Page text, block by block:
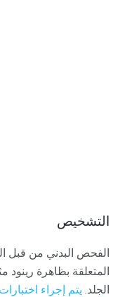
التشخيص
الفحص البدني من قبل
المتعلقة بظاهرة
الجلد. يتم إجراء